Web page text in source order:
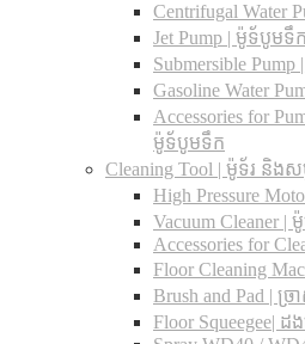
Centrifugal Water
Jet Pump | ម៉ូទ័បូមទឹ
Submersible
Gasoline Water
Accessories for
ម៉ូទ័បូមទឹក
Cleaning Tool | ម៉ូទ័រ និងសម្
High Pressure
Vacuum Cleaner
Accessories for
Floor Cleaning
Brush and Pad | ច្
Floor Squeegee|